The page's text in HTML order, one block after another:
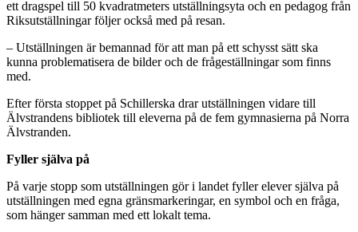
ett dragspel till 50 kvadratmeters utställningsyta och en pedagog från
Riksutställningar följer också med på resan.
– Utställningen är bemannad för att man på ett schysst sätt ska
kunna problematisera de bilder och de frågeställningar som finns
med.
Efter första stoppet på Schillerska drar utställningen vidare till
Älvstrandens bibliotek till eleverna på de fem gymnasierna på Norra
Älvstranden.
Fyller själva på
På varje stopp som utställningen gör i landet fyller elever själva på
utställningen med egna gränsmarkeringar, en symbol och en fråga,
som hänger samman med ett lokalt tema.